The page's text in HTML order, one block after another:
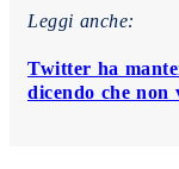
Leggi anche:
Twitter ha
dicendo che non